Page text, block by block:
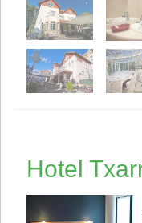
Hotel